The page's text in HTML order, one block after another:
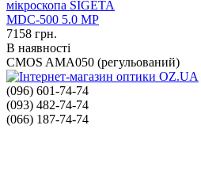
7158 грн.
В наявності
CMOS AMA050 (регульований)
(096) 601-74-74
(093) 482-74-74
(066) 187-74-74